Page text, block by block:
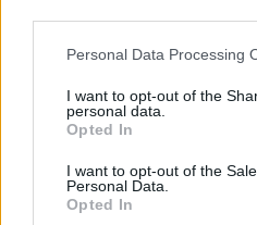
Please note that this website/
not limited to your visit or usage
grant or deny consent to
use your data for below
consent section.
Personal Data Processing
I want to opt-out of the
personal data.
Opted In
I want to opt-out of the
Personal Data.
Opted In
spójnik
formy:
ZGŁOŚ POPRAWKĘ